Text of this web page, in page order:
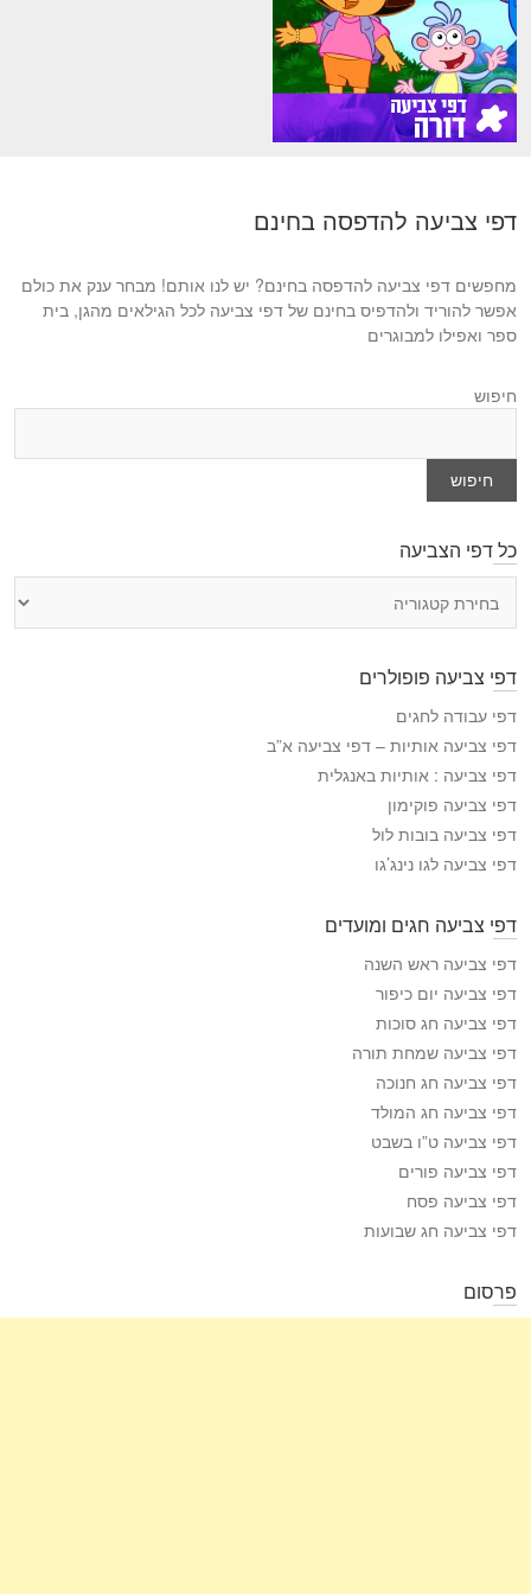
דפי צביעה להדפסה בחינם
מחפשים דפי צביעה להדפסה בחינם? יש לנו אותם! מבחר ענק את כולם
אפשר להוריד ולהדפיס בחינם של דפי צביעה לכל הגילאים מהגן, בית
ספר ואפילו למבוגרים
חיפוש
חיפוש
כל דפי הצביעה
י
ה
צ
י
ע
ה
דפי צביעה פופולרים
דפי עבודה לחגים
דפי צביעה אותיות – דפי צביעה א”ב
דפי צביעה : אותיות באנגלית
דפי צביעה פוקימון
דפי צביעה בובות לול
דפי צביעה לגו נינג’גו
דפי צביעה חגים ומועדים
דפי צביעה ראש השנה
דפי צביעה יום כיפור
דפי צביעה חג סוכות
דפי צביעה שמחת תורה
דפי צביעה חג חנוכה
דפי צביעה חג המולד
דפי צביעה ט”ו בשבט
דפי צביעה פורים
דפי צביעה פסח
דפי צביעה חג שבועות
פרסום